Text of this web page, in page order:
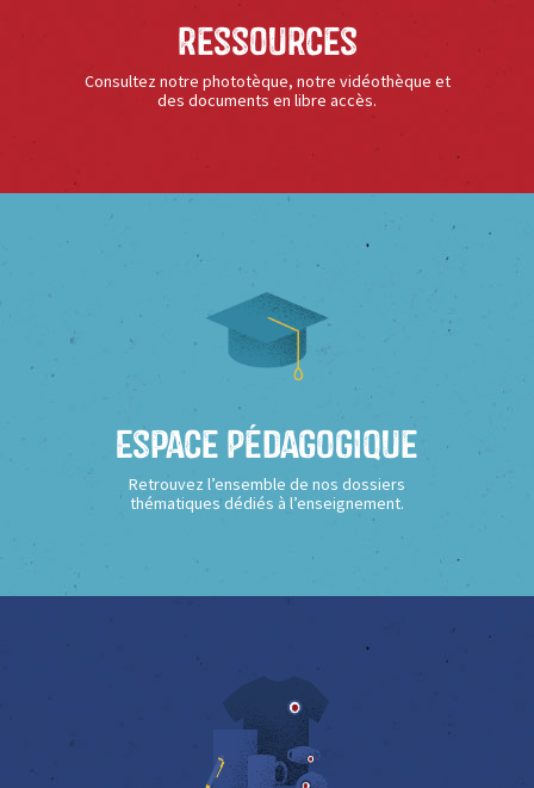
Ressources
Consultez notre phototèque, notre vidéothèque et
des documents en libre accès.
Espace Pédagogique
Retrouvez l’ensemble de nos dossiers
thématiques dédiés à l’enseignement.